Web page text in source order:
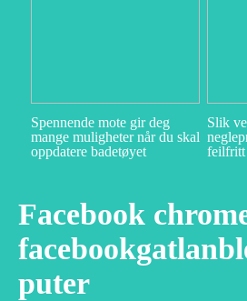
Spennende mote gir deg
mange muligheter når du skal
oppdatere badetøyet
Slik
feilfritt
Facebook
puter